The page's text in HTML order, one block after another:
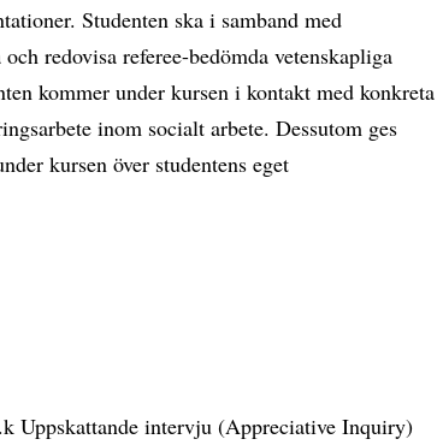
Studenten ska i samband med
redovisa referee-bedömda vetenskapliga
kommer under kursen i kontakt med konkreta
inom socialt arbete. Dessutom ges
kursen över studentens eget
Uppskattande intervju (Appreciative Inquiry)